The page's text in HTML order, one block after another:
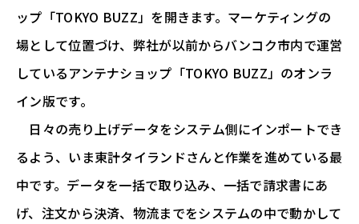
ップ「TOKYO BUZZ」を開きます。マーケティングの
場として位置づけ、弊社が以前からバンコク市内で運営
しているアンテナショップ「TOKYO BUZZ」のオンラ
イン版です。
日々の売り上げデータをシステム側にインポートでき
るよう、いま東計タイランドさんと作業を進めている最
中です。データを一括で取り込み、一括で請求書にあ
げ、注文から決済、物流までをシステムの中で動かして